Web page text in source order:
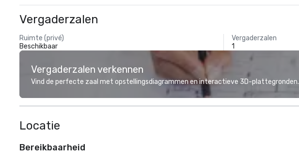
Vergaderzalen
Ruimte (privé)
Beschikbaar
Vergaderzalen
1
Vergaderzalen verkennen
Vind de perfecte zaal met opstellingsdiagrammen en interactieve 3D-plattegronden.
Locatie
Bereikbaarheid